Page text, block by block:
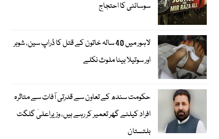
سوسائٹی کا احتجاج
لاہور میں 40 سالہ خاتون کے قتل کا ڈراپ سین، شوہر
اور سوتیلا بیٹا ملوث نکلے
حکومت سندھ کے تعاون سے قدرتی آفات سے متاثرہ
افراد کیلئے گھر تعمیر کر رہے ہیں، وزیراعلیٰ گلگت
بلتستان